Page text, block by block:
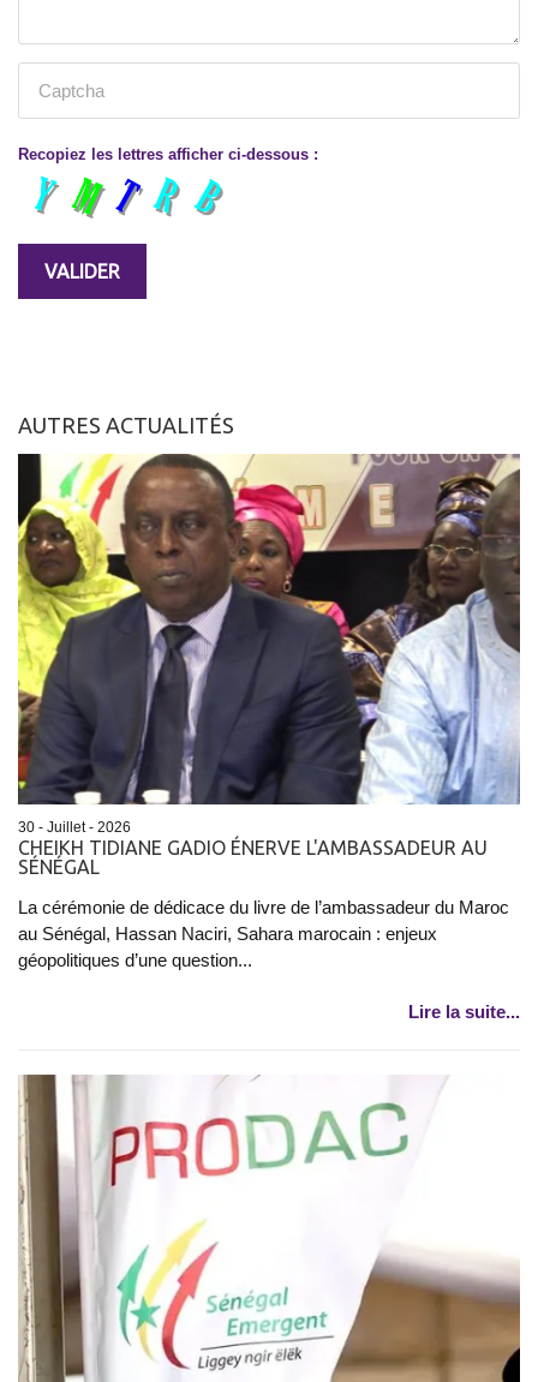
Recopiez les lettres afficher ci-dessous :
AUTRES ACTUALITÉS
30 - Juillet - 2026
CHEIKH TIDIANE GADIO ÉNERVE L'AMBASSADEUR AU
SÉNÉGAL
La cérémonie de dédicace du livre de l’ambassadeur du Maroc
au Sénégal, Hassan Naciri, Sahara marocain : enjeux
géopolitiques d’une question...
Lire la suite...